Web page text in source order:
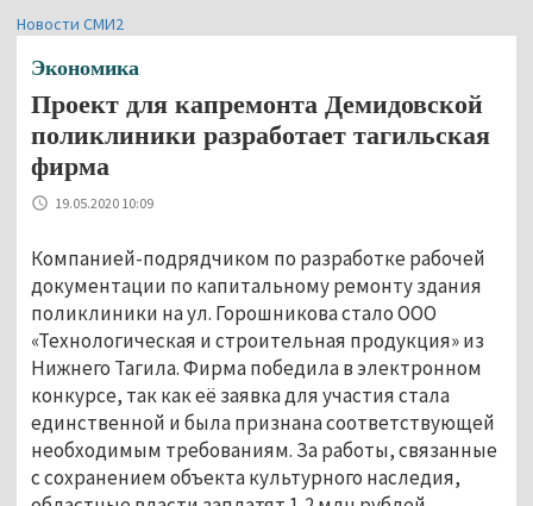
Новости СМИ2
Экономика
Проект для капремонта Демидовской
поликлиники разработает тагильская
фирма
19.05.2020 10:09
Компанией-подрядчиком по разработке рабочей
документации по капитальному ремонту здания
поликлиники на ул. Горошникова стало ООО
«Технологическая и строительная продукция» из
Нижнего Тагила. Фирма победила в электронном
конкурсе, так как её заявка для участия стала
единственной и была признана соответствующей
необходимым требованиям. За работы, связанные
с сохранением объекта культурного наследия,